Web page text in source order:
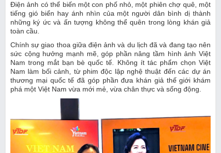
Điện ảnh có thể biến một con phố nhỏ, một phiên chợ quê, một
tiếng gió biển hay ánh nhìn của một người dân bình dị thành
những ký ức và ấn tượng không thể quên trong lòng khán giả
toàn cầu.
Chính sự giao thoa giữa điện ảnh và du lịch đã và đang tạo nên
sức cộng hưởng mạnh mẽ, góp phần nâng tầm hình ảnh Việt
Nam trong mắt bạn bè quốc tế. Không ít tác phẩm chọn Việt
Nam làm bối cảnh, từ phim độc lập nghệ thuật đến các dự án
thương mại quốc tế đã góp phần đưa khán giả thế giới khám
phá một Việt Nam vừa mới mẻ, vừa chân thực và sống động.